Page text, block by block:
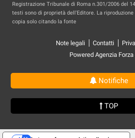
Registrazione Tribunale di Roma n.301/2006 del
testi sono di proprietà dell'Editore. La
copia solo citando la fonte
Note legali Contatti
Powered Agenzia Forza
Notifiche
TOP